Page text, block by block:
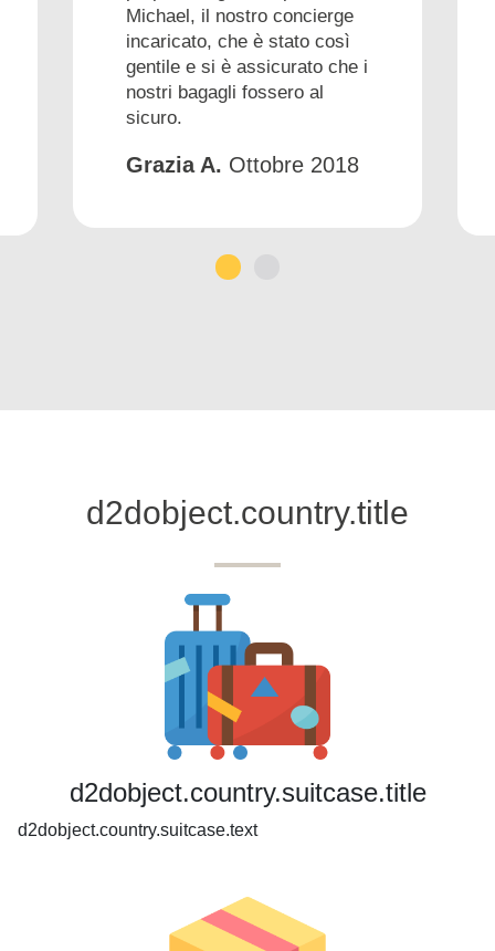
Michael, il nostro concierge
incaricato, che è stato così
gentile e si è assicurato che i
nostri bagagli fossero al
sicuro.
Grazia A. Ottobre 2018
d2dobject.country.title
d2dobject.country.suitcase.title
d2dobject.country.suitcase.text